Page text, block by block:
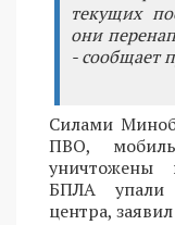
текущих
они
- сообщает
Силами
ПВО,
уничтожены
БПЛА упали
центра,